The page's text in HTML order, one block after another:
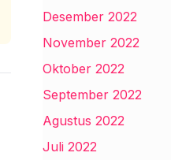
Desember 2022
November 2022
Oktober 2022
September 2022
Agustus 2022
Juli 2022